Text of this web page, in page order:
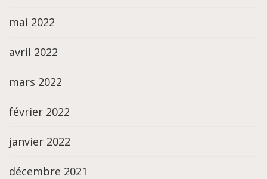
mai 2022
avril 2022
mars 2022
février 2022
janvier 2022
décembre 2021